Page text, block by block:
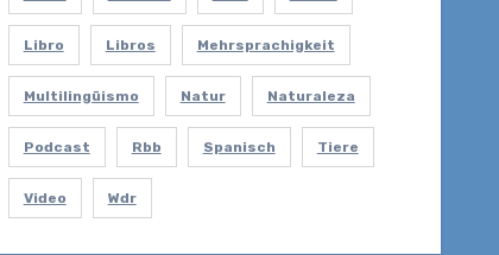
Libro Libros Mehrsprachigkeit
Multilingüismo Natur Naturaleza
Podcast Rbb Spanisch Tiere
Video Wdr